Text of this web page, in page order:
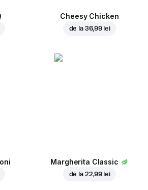
Cheesy Chicken
de la 36,99 lei
Margherita Classic
de la 22,99 lei